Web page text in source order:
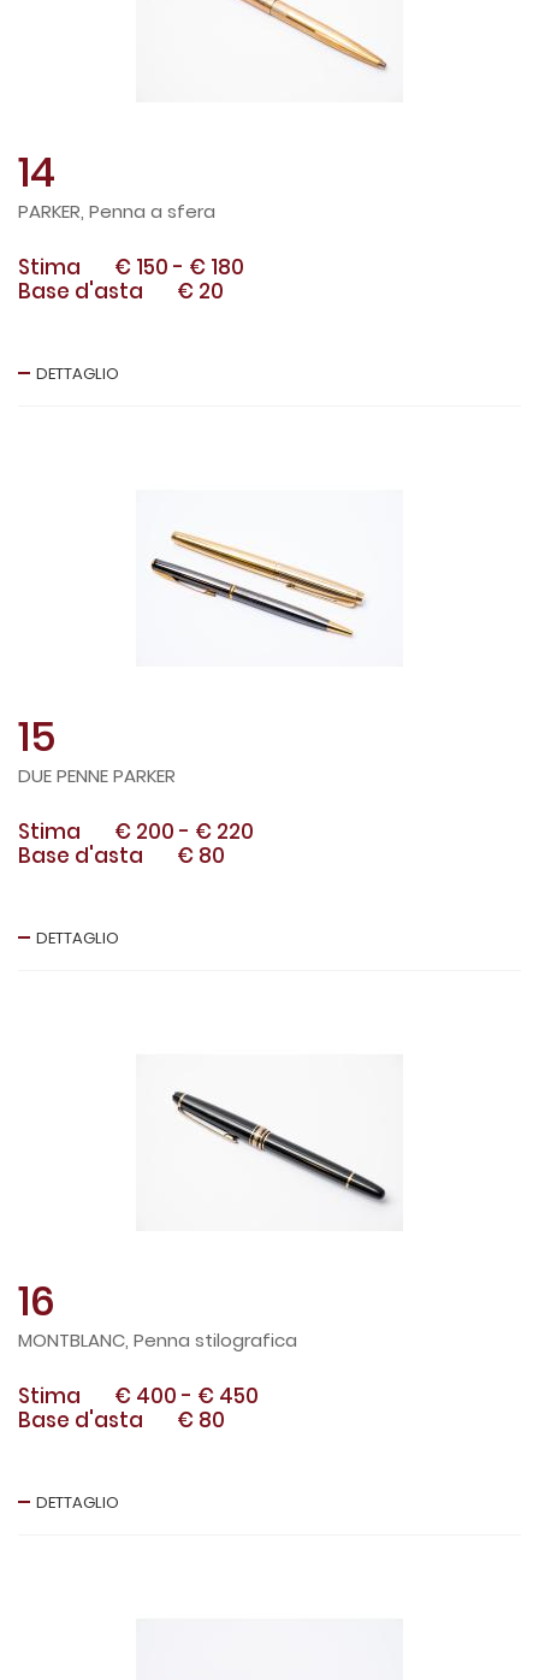
14
PARKER, Penna a sfera
Stima € 150 - € 180
Base d'asta
€ 20
DETTAGLIO
15
DUE PENNE PARKER
Stima € 200 - € 220
Base d'asta
€ 80
DETTAGLIO
16
MONTBLANC, Penna stilografica
Stima € 400 - € 450
Base d'asta
€ 80
DETTAGLIO